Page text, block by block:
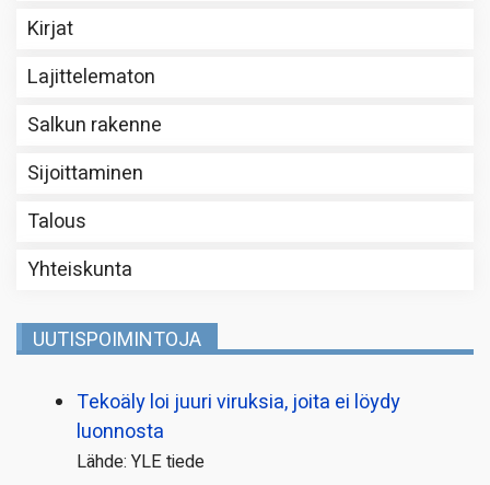
Kirjat
Lajittelematon
Salkun rakenne
Sijoittaminen
Talous
Yhteiskunta
UUTISPOIMINTOJA
Tekoäly loi juuri viruksia, joita ei löydy
luonnosta
Lähde: YLE tiede